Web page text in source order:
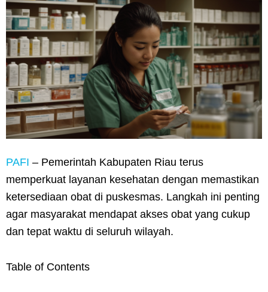
PAFI – Pemerintah Kabupaten Riau terus
memperkuat layanan kesehatan dengan memastikan
ketersediaan obat di puskesmas. Langkah ini penting
agar masyarakat mendapat akses obat yang cukup
dan tepat waktu di seluruh wilayah.
Table of Contents